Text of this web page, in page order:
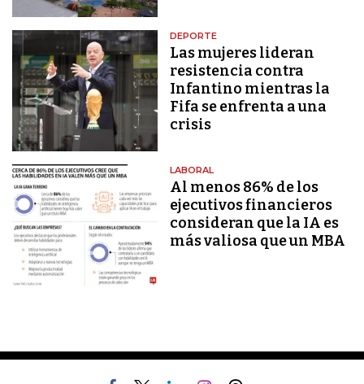
DEPORTE
Las mujeres lideran
resistencia contra
Infantino mientras la
Fifa se enfrenta a una
crisis
LABORAL
Al menos 86% de los
ejecutivos financieros
consideran que la IA es
más valiosa que un MBA